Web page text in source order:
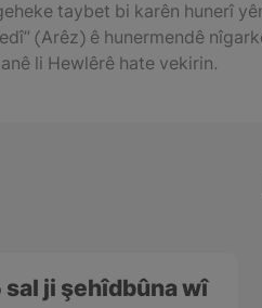
taybet bi karên hunerî
(Arêz) ê hunermendê
li Hewlêrê hate vekirin.
ji şehîdbûna wî